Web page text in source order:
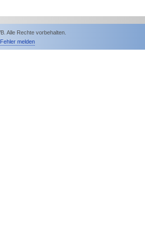
Alle Rechte vorbehalten.
Fehler melden